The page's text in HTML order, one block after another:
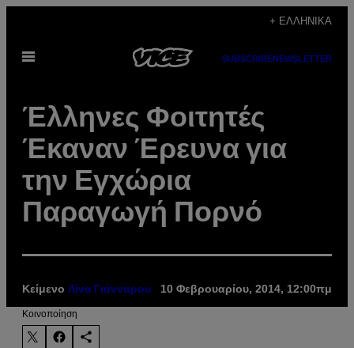
περιεχόμενο
+ ΕΛΛΗΝΙΚΆ
Ανοίξτε
SUBSCRIBENEWSLETTER
Έλληνες Φοιτητές
Έκαναν Έρευνα για
την Εγχώρια
Παραγωγή Πορνό
Κείμενο Λίνα Γιάνναρου 10 Φεβρουαρίου, 2014, 12:00πμ
Kοινοποίηση